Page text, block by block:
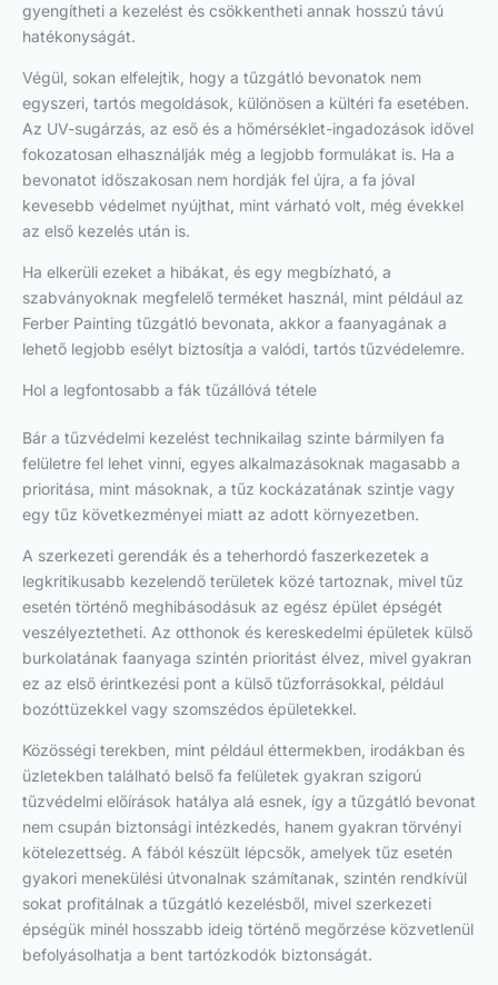
gyengítheti a kezelést és csökkentheti annak hosszú távú
hatékonyságát.
Végül, sokan elfelejtik, hogy a tűzgátló bevonatok nem
egyszeri, tartós megoldások, különösen a kültéri fa esetében.
Az UV-sugárzás, az eső és a hőmérséklet-ingadozások idővel
fokozatosan elhasználják még a legjobb formulákat is. Ha a
bevonatot időszakosan nem hordják fel újra, a fa jóval
kevesebb védelmet nyújthat, mint várható volt, még évekkel
az első kezelés után is.
Ha elkerüli ezeket a hibákat, és egy megbízható, a
szabványoknak megfelelő terméket használ, mint például az
Ferber Painting tűzgátló bevonata, akkor a faanyagának a
lehető legjobb esélyt biztosítja a valódi, tartós tűzvédelemre.
Hol a legfontosabb a fák tűzállóvá tétele
Bár a tűzvédelmi kezelést technikailag szinte bármilyen fa
felületre fel lehet vinni, egyes alkalmazásoknak magasabb a
prioritása, mint másoknak, a tűz kockázatának szintje vagy
egy tűz következményei miatt az adott környezetben.
A szerkezeti gerendák és a teherhordó faszerkezetek a
legkritikusabb kezelendő területek közé tartoznak, mivel tűz
esetén történő meghibásodásuk az egész épület épségét
veszélyeztetheti. Az otthonok és kereskedelmi épületek külső
burkolatának faanyaga szintén prioritást élvez, mivel gyakran
ez az első érintkezési pont a külső tűzforrásokkal, például
bozóttüzekkel vagy szomszédos épületekkel.
Közösségi terekben, mint például éttermekben, irodákban és
üzletekben található belső fa felületek gyakran szigorú
tűzvédelmi előírások hatálya alá esnek, így a tűzgátló bevonat
nem csupán biztonsági intézkedés, hanem gyakran törvényi
kötelezettség. A fából készült lépcsők, amelyek tűz esetén
gyakori menekülési útvonalnak számítanak, szintén rendkívül
sokat profitálnak a tűzgátló kezelésből, mivel szerkezeti
épségük minél hosszabb ideig történő megőrzése közvetlenül
befolyásolhatja a bent tartózkodók biztonságát.